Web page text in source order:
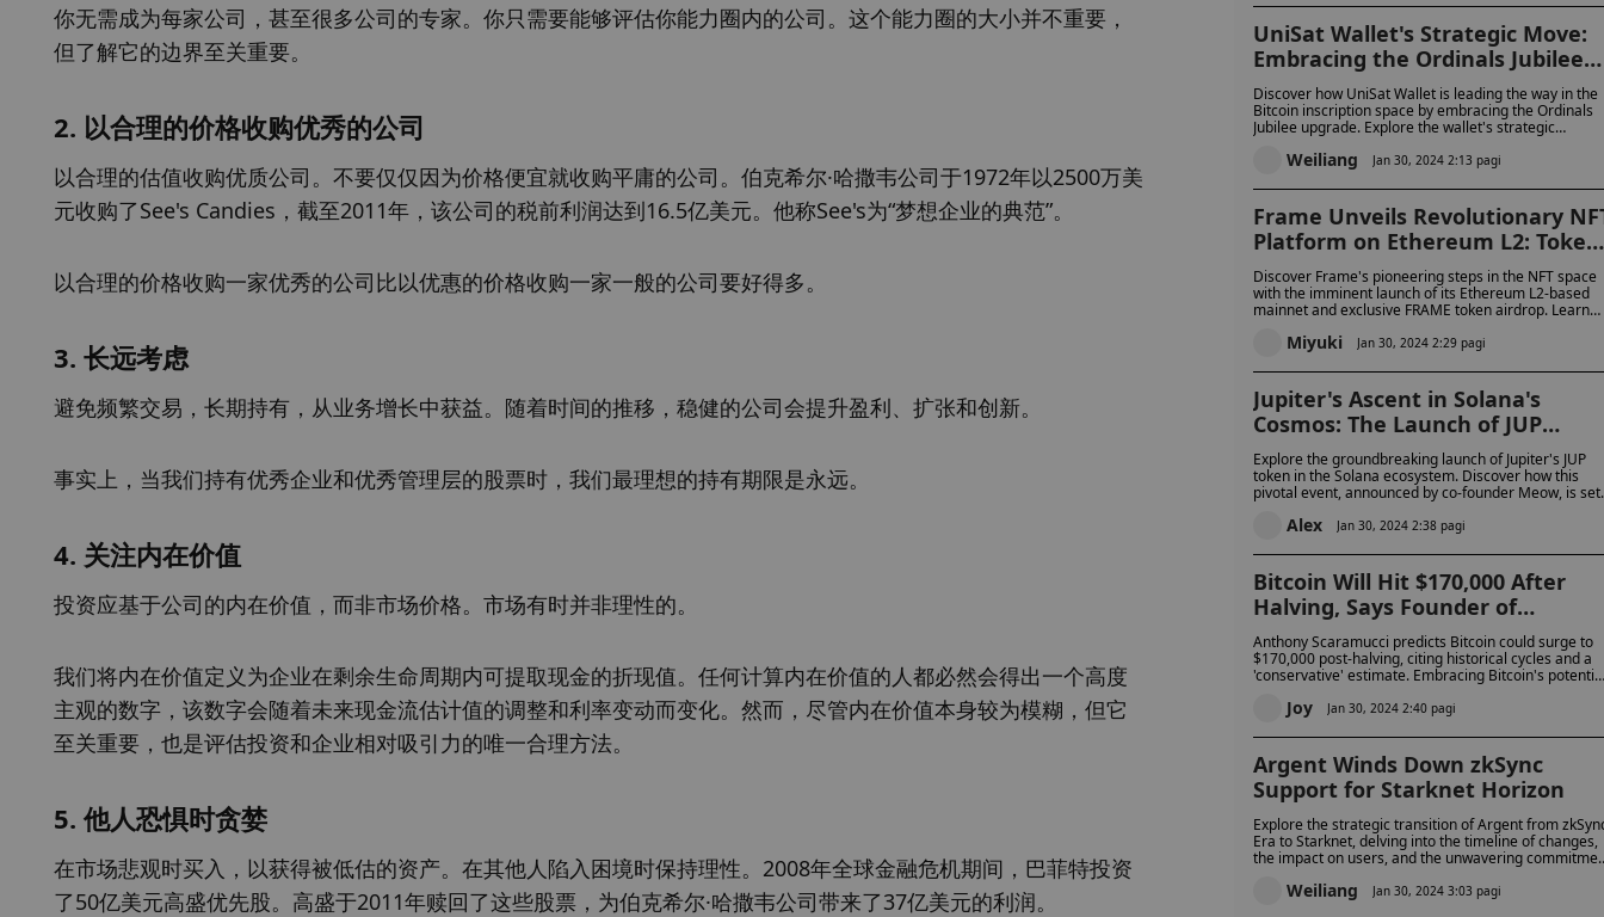
你无需成为每家公司，甚至很多公司的专家。你只需要能够评估你能力圈内的公司。这个能力圈的大小并不重要，
但了解它的边界至关重要。
2. 以合理的价格收购优秀的公司
以合理的估值收购优质公司。不要仅仅因为价格便宜就收购平庸的公司。伯克希尔·哈撒韦公司于1972年以2500万美
元收购了See's Candies，截至2011年，该公司的税前利润达到16.5亿美元。他称See's为“梦想企业的典范”。
以合理的价格收购一家优秀的公司比以优惠的价格收购一家一般的公司要好得多。
3. 长远考虑
避免频繁交易，长期持有，从业务增长中获益。随着时间的推移，稳健的公司会提升盈利、扩张和创新。
事实上，当我们持有优秀企业和优秀管理层的股票时，我们最理想的持有期限是永远。
4. 关注内在价值
投资应基于公司的内在价值，而非市场价格。市场有时并非理性的。
我们将内在价值定义为企业在剩余生命周期内可提取现金的折现值。任何计算内在价值的人都必然会得出一个高度
主观的数字，该数字会随着未来现金流估计值的调整和利率变动而变化。然而，尽管内在价值本身较为模糊，但它
至关重要，也是评估投资和企业相对吸引力的唯一合理方法。
5. 他人恐惧时贪婪
在市场悲观时买入，以获得被低估的资产。在其他人陷入困境时保持理性。2008年全球金融危机期间，巴菲特投资
了50亿美元高盛优先股。高盛于2011年赎回了这些股票，为伯克希尔·哈撒韦公司带来了37亿美元的利润。
January 31st
UniSat Wallet's Strategic Move:
Embracing the Ordinals Jubilee
Upgrade
Discover how UniSat Wallet is leading the way in the
Bitcoin inscription space by embracing the Ordinals
Jubilee upgrade. Explore the wallet's strategic
innovations with the highly anticipated 2024
Weiliang Jan 30, 2024 2:13 pagi
Frame Unveils Revolutionary
Platform on Ethereum L2: Token
Airdrop and Mainnet Launch
Imminent
Discover Frame's pioneering steps in the NFT space
with the imminent launch of its Ethereum L2-based
mainnet and exclusive FRAME token airdrop. Learn
partnerships, and how it's setting the stage for a new
Miyuki Jan 30, 2024 2:29 pagi
Jupiter's Ascent in Solana's
Cosmos: The Launch of JUP
Token Marks a New Era for DeFi
Explore the groundbreaking launch of Jupiter's JUP
token in the Solana ecosystem. Discover how this
pivotal event, announced by co-founder Meow, is set
trading efficiency and offering new investment
Alex Jan 30, 2024 2:38 pagi
Bitcoin Will Hit $170,000 After
Halving, Says Founder of
SkyBridge Capital
Anthony Scaramucci predicts Bitcoin could surge to
$170,000 post-halving, citing historical cycles and a
'conservative' estimate. Embracing Bitcoin's
Larry Fink anticipate a transformative future, with the
Joy Jan 30, 2024 2:40 pagi
Argent Winds Down zkSync
Support for Starknet Horizon
Explore the strategic transition of Argent from
Era to Starknet, delving into the timeline of changes,
the impact on users, and the unwavering
transformative phase and ensure a smooth asset
Weiliang Jan 30, 2024 3:03 pagi